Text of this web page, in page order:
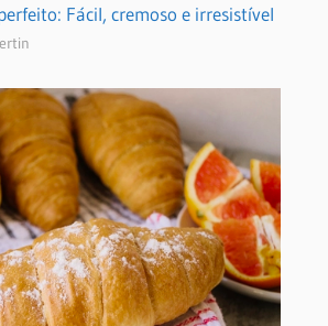
Fácil, cremoso e irresistível